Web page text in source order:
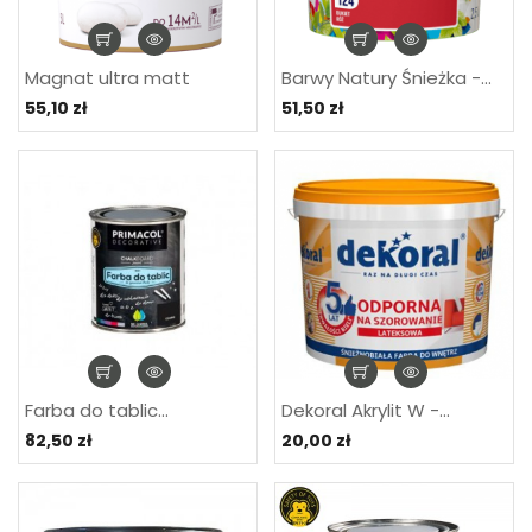
Magnat ultra matt
55,10 zł
Barwy Natury Śnieżka -...
51,50 zł
Farba do tablic...
82,50 zł
Dekoral Akrylit W -...
20,00 zł